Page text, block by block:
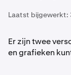
Laatst bijgewerkt:
Er zijn twee
en grafieken